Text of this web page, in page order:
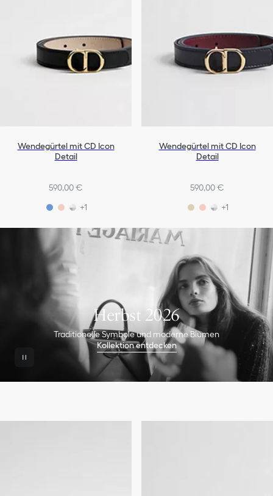
Wendegürtel mit CD Icon
Detail
590,00 €
+1
Wendegürtel mit CD Icon
Detail
590,00 €
+1
Herbst 2026
Traditionelle Symbole und moderne Blumen
Kollektion entdecken